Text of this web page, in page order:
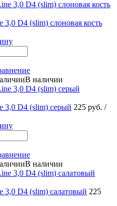
D4 (slim) слоновая кость
В наличии
3,0 D4 (slim) серый 225 руб. /
В наличии
3,0 D4 (slim) салатовый 225